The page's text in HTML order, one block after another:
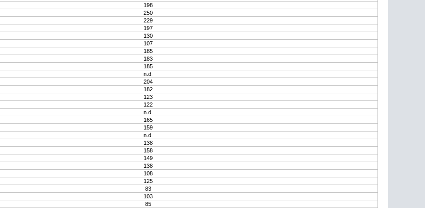
198
250
229
197
130
107
185
183
185
n.d.
204
182
123
122
n.d.
165
159
n.d.
138
158
149
138
108
125
83
103
85